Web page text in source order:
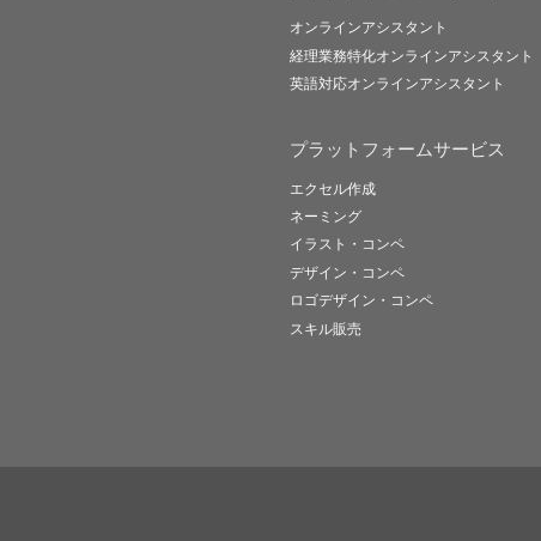
オンラインアシスタント
経理業務特化オンラインアシスタント
英語対応オンラインアシスタント
プラットフォームサービス
エクセル作成
ネーミング
イラスト・コンペ
デザイン・コンペ
ロゴデザイン・コンペ
スキル販売